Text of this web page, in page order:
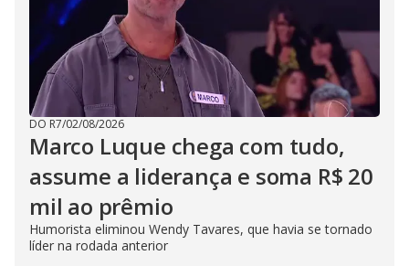
DO R7/02/08/2026
Marco Luque chega com tudo,
assume a liderança e soma R$ 20
mil ao prêmio
Humorista eliminou Wendy Tavares, que havia se tornado
líder na rodada anterior